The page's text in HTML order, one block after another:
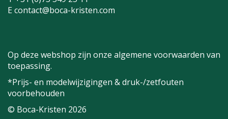
Econtact@boca-kristen.com
Op deze webshop zijn onze algemene voorwaarden van
toepassing.
*Prijs- en modelwijzigingen & druk-/zetfouten
voorbehouden
© Boca-Kristen 2026